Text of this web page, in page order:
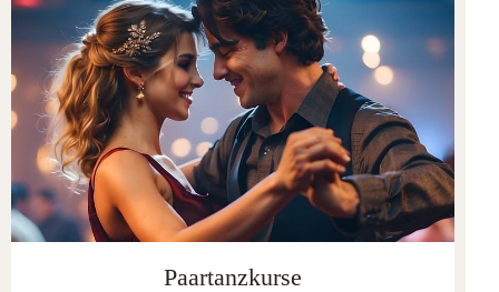
Paartanzkurse